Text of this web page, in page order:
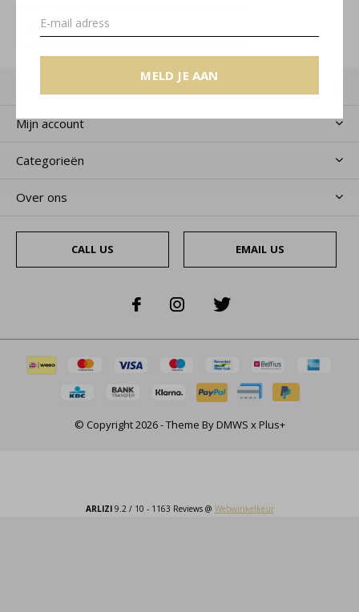
MELD JE AAN
Mijn account
Categorieën
Over ons
CALL US EMAIL US
© Copyright2026- Theme ByDMWS x Plus+
ARLIZI9.2 / 10 - 1163 Reviews @ Webwinkelkeur